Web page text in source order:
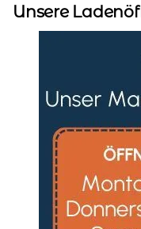
Unsere